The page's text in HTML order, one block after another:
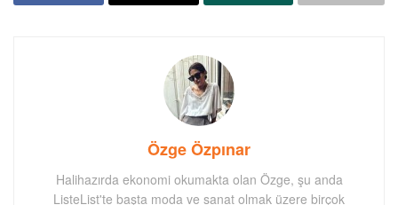
Özge Özpınar
Halihazırda ekonomi okumakta olan Özge, şu anda
ListeList'te başta moda ve sanat olmak üzere birçok